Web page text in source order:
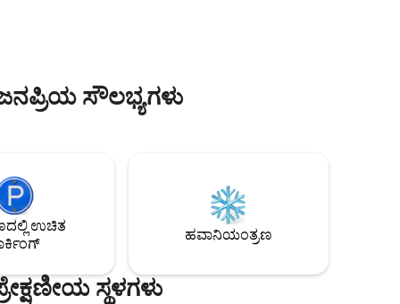
ಸೌಲಭ್ಯಗಳು
ಉಚಿತ
ಹವಾನಿಯಂತ್ರಣ
ಸ್ಥಳಗಳು